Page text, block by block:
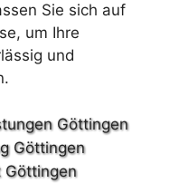
Sie sich auf
um Ihre
und